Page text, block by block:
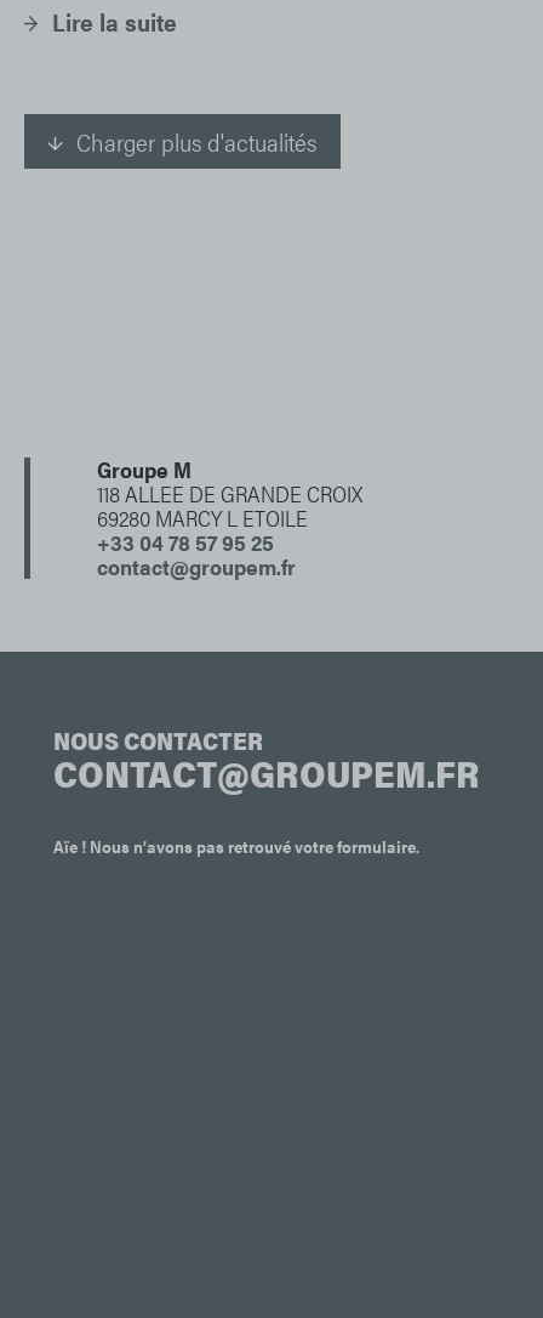
Lire la suite
Charger plus d'actualités
Groupe M
118 ALLEE DE GRANDE CROIX
69280 MARCY L ETOILE
+33 04 78 57 95 25
contact@groupem.fr
NOUS CONTACTER
CONTACT@GROUPEM.FR
Aïe ! Nous n’avons pas retrouvé votre formulaire.